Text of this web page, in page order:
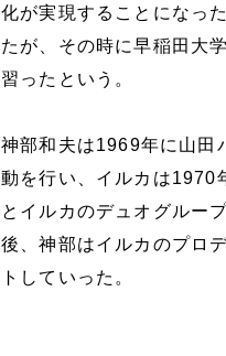
化が実現することになっ
たが、その時に早稲田大
習ったという。
神部和夫は1969年に山田
動を行い、イルカは1970
とイルカのデュオグルー
後、神部はイルカのプロ
トしていった。